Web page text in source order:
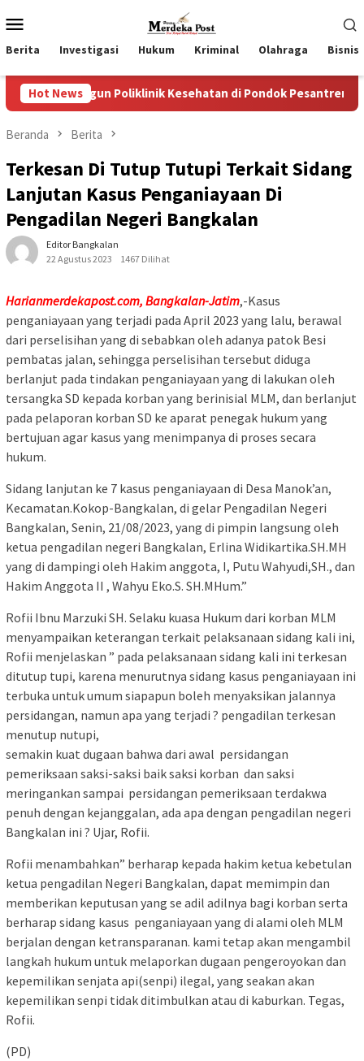
ke
kontenMobile
Berita Investigasi Hukum Kriminal Olahraga Bisnis
Hot News
Poliklinik Kesehatan di Pondok Pesantren Wakil
Beranda Berita
Terkesan Di Tutup Tutupi Terkait Sidang
Lanjutan Kasus Penganiayaan Di
Pengadilan Negeri Bangkalan
Editor Bangkalan
22 Agustus 2023
1467 Dilihat
Harianmerdekapost.com, Bangkalan-Jatim,-Kasus
penganiayaan yang terjadi pada April 2023 yang lalu, berawal
dari perselisihan yang di sebabkan oleh adanya patok Besi
pembatas jalan, sehingga perselisihan tersebut diduga
berlanjut pada tindakan penganiayaan yang di lakukan oleh
tersangka SD kepada korban yang berinisial MLM, dan berlanjut
pada pelaporan korban SD ke aparat penegak hukum yang
bertujuan agar kasus yang menimpanya di proses secara
hukum.
Sidang lanjutan ke 7 kasus penganiayaan di Desa Manok’an,
Kecamatan.Kokop-Bangkalan, di gelar Pengadilan Negeri
Bangkalan, Senin, 21/08/2023, yang di pimpin langsung oleh
ketua pengadilan negeri Bangkalan, Erlina Widikartika.SH.MH
yang di dampingi oleh Hakim anggota, I, Putu Wahyudi,SH., dan
Hakim Anggota II , Wahyu Eko.S. SH.MHum.”
Rofii Ibnu Marzuki SH. Selaku kuasa Hukum dari korban MLM
menyampaikan keterangan terkait pelaksanaan sidang kali ini,
Rofii menjelaskan ” pada pelaksanaan sidang kali ini terkesan
ditutup tupi, karena menurutnya sidang kasus penganiayaan ini
terbuka untuk umum siapapun boleh menyaksikan jalannya
persidangan, namun apa yang terjadi ? pengadilan terkesan
menutup nutupi,
semakin kuat dugaan bahwa dari awal persidangan
pemeriksaan saksi-saksi baik saksi korban dan saksi
meringankan sampai persidangan pemeriksaan terdakwa
penuh dengan kejanggalan, ada apa dengan pengadilan negeri
Bangkalan ini ? Ujar, Rofii.
Rofii menambahkan” berharap kepada hakim ketua kebetulan
ketua pengadilan Negeri Bangkalan, dapat memimpin dan
memberikan keputusan yang se adil adilnya bagi korban serta
berharap sidang kasus penganiayaan yang di alami oleh MLM
berjalan dengan ketransparanan. kami tetap akan mengambil
langkah hukum untuk melaporkan dugaan pengeroyokan dan
kepemilikan senjata api(senpi) ilegal, yang seakan akan
kepemilikan senpi tidak ditimbulkan atau di kaburkan. Tegas,
Rofii.
(PD)